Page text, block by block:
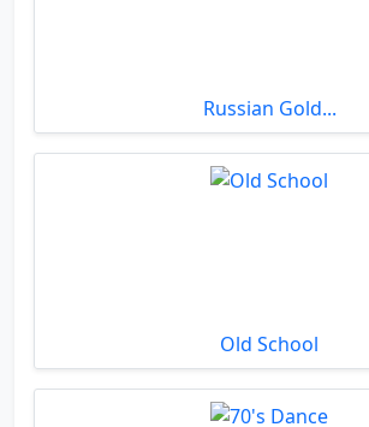
Russian Gold...
Old School